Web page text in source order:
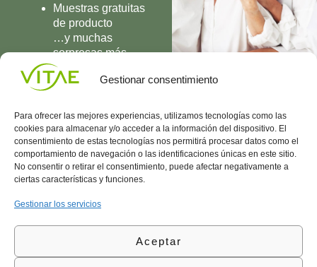
Gestionar consentimiento
Para ofrecer las mejores experiencias, utilizamos tecnologías como las
cookies para almacenar y/o acceder a la información del dispositivo. El
consentimiento de estas tecnologías nos permitirá procesar datos como el
comportamiento de navegación o las identificaciones únicas en este sitio.
No consentir o retirar el consentimiento, puede afectar negativamente a
ciertas características y funciones.
Gestionar los servicios
Aceptar
Muestras gratuitas
de producto
…y muchas
sorpresas más
UNIRME
Conocenos
Vitae
l
Área
Política
de
Política
(+34)
935